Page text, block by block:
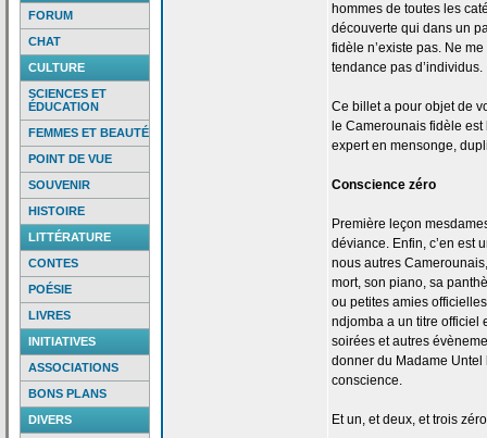
FORUM
CHAT
CULTURE
SCIENCES ET
ÉDUCATION
FEMMES ET BEAUTÉ
POINT DE VUE
SOUVENIR
HISTOIRE
LITTÉRATURE
CONTES
POÉSIE
LIVRES
INITIATIVES
ASSOCIATIONS
BONS PLANS
DIVERS
hommes de toutes les
découverte qui dans un
fidèle n’existe pas. Ne
tendance pas d’individus.
Ce billet a pour objet de
le Camerounais fidèle
expert en mensonge,
Conscience zéro
Première leçon
déviance. Enfin, c’en est
nous autres
mort, son piano, sa
ou petites amies
ndjomba a un titre officiel
soirées et autres
donner du Madame
conscience.
Et un, et deux, et trois